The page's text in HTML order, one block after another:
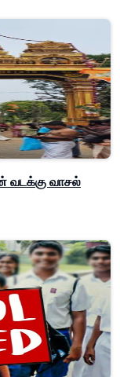
வடக்கு வாசல்